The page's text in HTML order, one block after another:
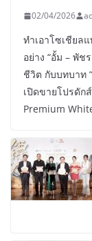
02/04/2026
ทำเอาโซเชียล
อย่าง “อั้ม – พัช
ชีวิต กับบทบาท
เปิดขายโปรดัก
Premium